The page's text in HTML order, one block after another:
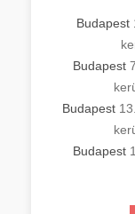
Budapest
Budapest
Budapest
Budapest